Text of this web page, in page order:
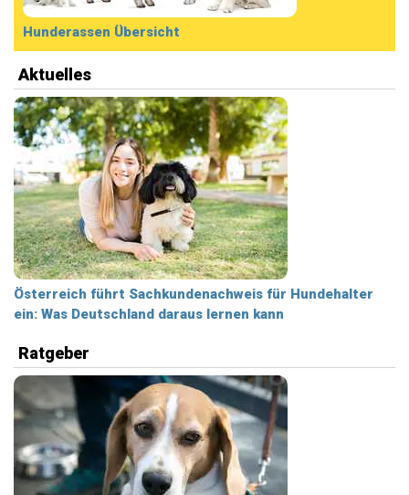
Hunderassen Übersicht
Aktuelles
Österreich führt Sachkundenachweis für Hundehalter
ein: Was Deutschland daraus lernen kann
Ratgeber